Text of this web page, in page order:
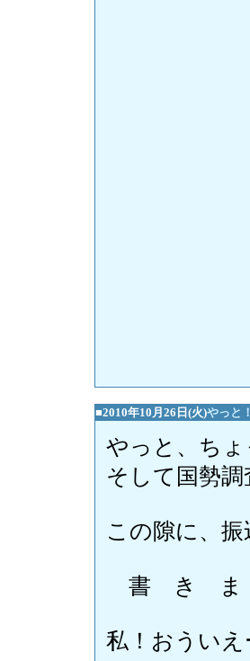
■2010年10月26日(火)やっと！
やっと、ち
そして国勢
この隙に、
書 き ま
私！おういえ